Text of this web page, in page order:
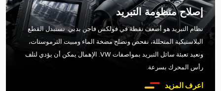
إصلاح منظومة التبريد
نظام التبريد هو أضعف نقطة في فولكس فاجن بدبي. نستبدل القطع
البلاستيكية المتحللة، نفحص ونصلح مضخة الماء ومبيت الثرموستات،
ونعيد تعبئة سائل التبريد بمواصفات VW. الإهمال يمكن أن يؤدي لتلف
رأس المحرك بسرعة.
اعرف المزيد